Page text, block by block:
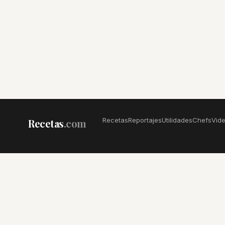
Recetas.com RecetasReportajesUtilidadesChefs